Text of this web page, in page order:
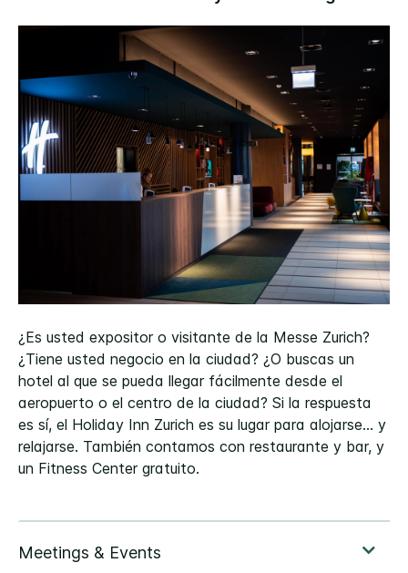
¿Es usted expositor o visitante de la Messe Zurich?
¿Tiene usted negocio en la ciudad? ¿O buscas un
hotel al que se pueda llegar fácilmente desde el
aeropuerto o el centro de la ciudad? Si la respuesta
es sí, el Holiday Inn Zurich es su lugar para alojarse... y
relajarse. También contamos con restaurante y bar, y
un Fitness Center gratuito.